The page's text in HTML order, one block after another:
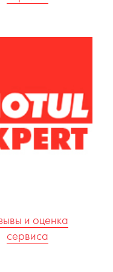
и оценка
сервиса